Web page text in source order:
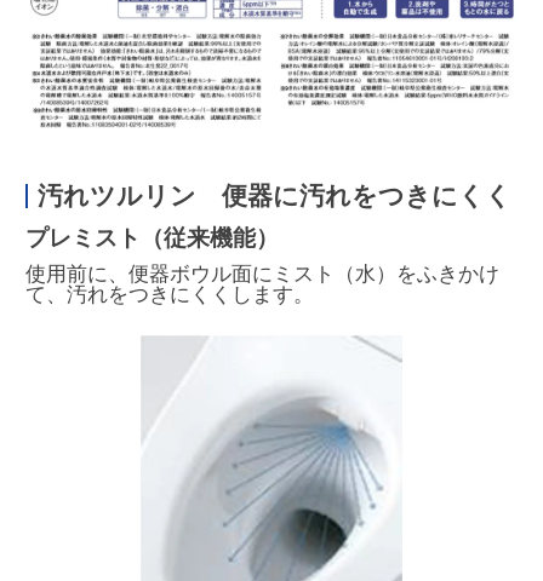
汚れツルリン 便器に汚れをつきにくく
プレミスト（従来機能）
使用前に、便器ボウル面にミスト（水）をふきかけ
て、汚れをつきにくくします。